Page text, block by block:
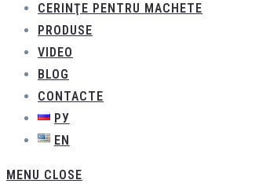
CERINŢE PENTRU MACHETE
PRODUSE
VIDEO
BLOG
CONTACTE
РУ
EN
MENU CLOSE